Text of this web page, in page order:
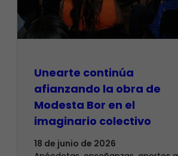
Unearte continúa
afianzando la obra de
Modesta Bor en el
imaginario colectivo
18 de junio de 2026